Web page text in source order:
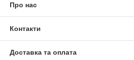
Про нас
Контакти
Доставка та оплата